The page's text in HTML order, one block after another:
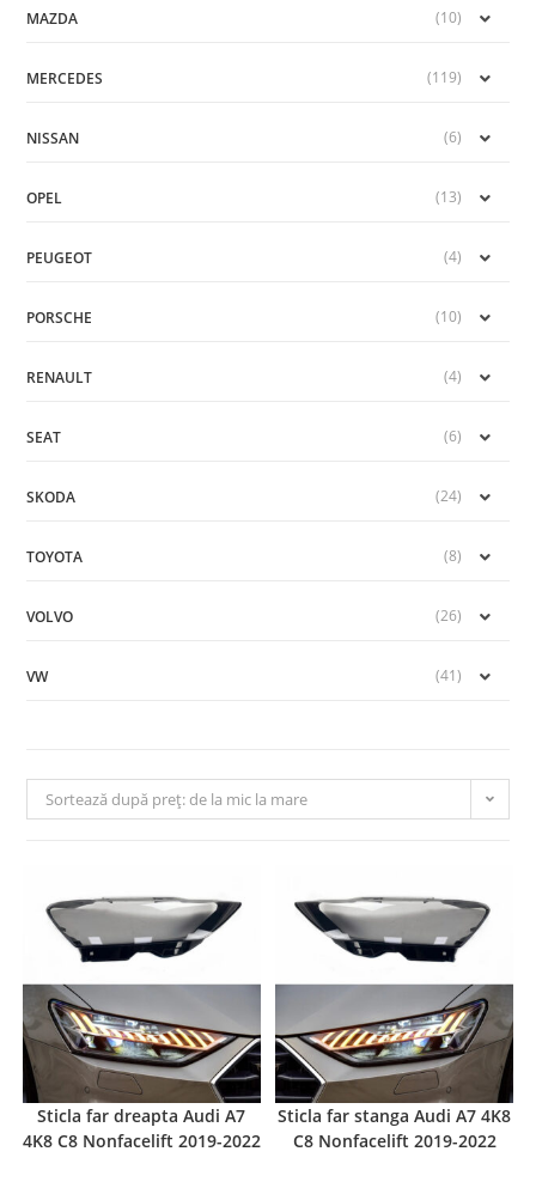
MAZDA (10)
MERCEDES (119)
NISSAN (6)
OPEL (13)
PEUGEOT (4)
PORSCHE (10)
RENAULT (4)
SEAT (6)
SKODA (24)
TOYOTA (8)
VOLVO (26)
VW (41)
Sortează după preț: de la mic la mare
Sticla far dreapta Audi A7
4K8 C8 Nonfacelift 2019-2022
Sticla far stanga Audi A7 4K8
C8 Nonfacelift 2019-2022